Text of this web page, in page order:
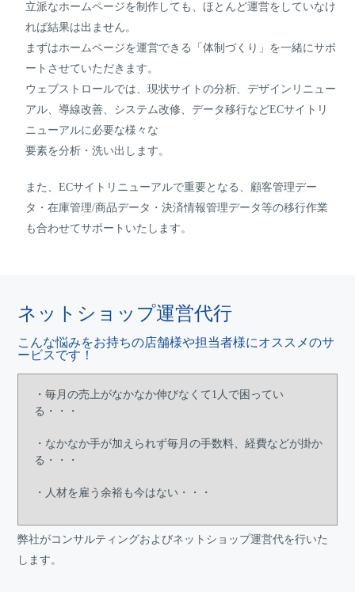
立派なホームページを制作しても、ほとんど運営をしていなけ
れば結果は出ません。
まずはホームページを運営できる「体制づくり」を一緒にサポ
ートさせていただきます。
ウェブストロールでは、現状サイトの分析、デザインリニュー
アル、導線改善、システム改修、データ移行などECサイトリ
ニューアルに必要な様々な
要素を分析・洗い出します。
また、ECサイトリニューアルで重要となる、顧客管理デー
タ・在庫管理/商品データ・決済情報管理データ等の移行作業
も合わせてサポートいたします。
ネットショップ運営代行
こんな悩みをお持ちの店舗様や担当者様にオススメのサ
ービスです！
・毎月の売上がなかなか伸びなくて1人で困ってい
る・・・
・なかなか手が加えられず毎月の手数料、経費などが掛か
る・・・
・人材を雇う余裕も今はない・・・
弊社がコンサルティングおよびネットショップ運営代を行いた
します。